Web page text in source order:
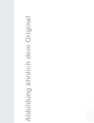
Abbildung ähnlich dem Original